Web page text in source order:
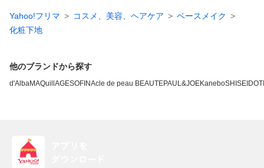
Yahoo!フリマ コスメ、美容、ヘアケア
ベースメイク
化粧下地
他のブランドから探す
d'AlbaMAQuillAGESOFINAcle de peau BEAUTEPAUL&JOEKaneboSHISEIDO